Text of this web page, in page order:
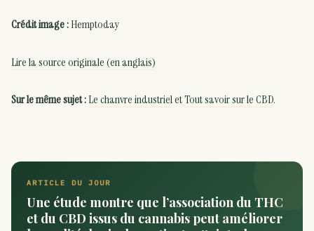
Crédit image :Hemptoday
Lire la source originale (en anglais)
Sur le même sujet :Le chanvre industrieletTout savoir sur le CBD.
ARTICLE DU JOUR
Une étude montre que l’association du THC
et du CBD issus du cannabis peut améliorer